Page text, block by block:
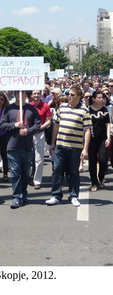
2012.